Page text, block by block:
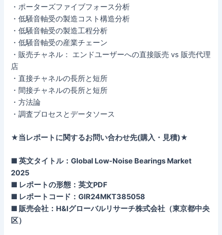
・ポーターズファイブフォース分析
・低騒音軸受の製造コスト構造分析
・低騒音軸受の製造工程分析
・低騒音軸受の産業チェーン
・販売チャネル： エンドユーザーへの直接販売 vs 販売代理
店
・直接チャネルの長所と短所
・間接チャネルの長所と短所
・方法論
・調査プロセスとデータソース
★当レポートに関するお問い合わせ先(購入・見積)★
■ 英文タイトル：Global Low-Noise Bearings Market
2025
■ レポートの形態：英文PDF
■ レポートコード：GIR24MKT385058
■ 販売会社：H&Iグローバルリサーチ株式会社（東京都中央
区）